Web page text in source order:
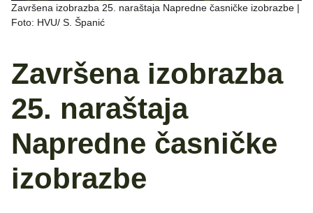
Završena izobrazba 25. naraštaja Napredne časničke izobrazbe |
Foto: HVU/ S. Španić
Završena izobrazba
25. naraštaja
Napredne časničke
izobrazbe